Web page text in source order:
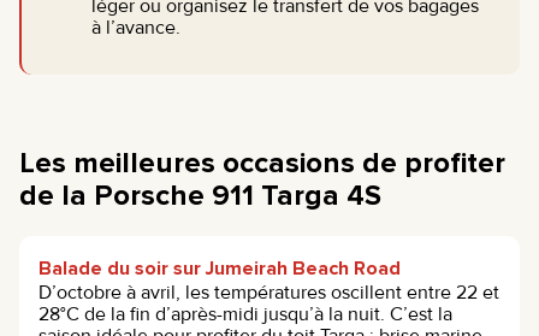
léger ou organisez le transfert de vos bagages
à l’avance.
Les meilleures occasions de profiter
de la Porsche 911 Targa 4S
Balade du soir sur Jumeirah Beach Road
D’octobre à avril, les températures oscillent entre 22 et
28°C de la fin d’après-midi jusqu’à la nuit. C’est la